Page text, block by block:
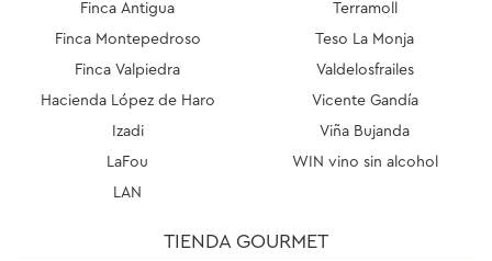
Finca Antigua
Finca Montepedroso
Finca Valpiedra
Hacienda López de Haro
Izadi
LaFou
LAN
Terramoll
Teso La Monja
Valdelosfrailes
Vicente Gandía
Viña Bujanda
WIN vino sin alcohol
TIENDA GOURMET